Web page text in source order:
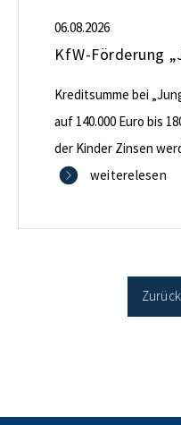
06.08.2026
Kreditsumme bei
auf 140.000 Euro bis
der Kinder Zinsen
verbilligt: Heutiger
Antragstellende
Sanierung in
weiterelesen